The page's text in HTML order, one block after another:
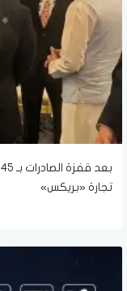
تجارة «بريكس»